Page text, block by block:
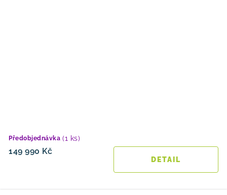
Předobjednávka (1 ks)
149 990 Kč